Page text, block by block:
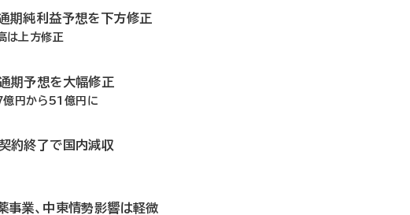
通期純利益予想を下方修正
は上方修正
通期予想を大幅修正
億円から51億円に
契約終了で国内減収
薬事業、中東情勢影響は軽微